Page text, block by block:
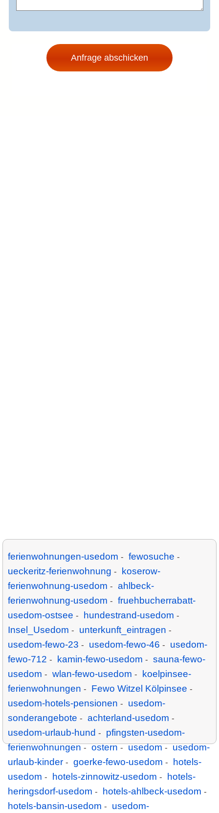
ferienwohnungen-usedom - fewosuche -
ueckeritz-ferienwohnung -
koserow-
ferienwohnung-usedom - ahlbeck-
ferienwohnung-usedom - fruehbucherrabatt-
usedom-ostsee - hundestrand-usedom -
Insel_Usedom - unterkunft_eintragen -
usedom-fewo-23 - usedom-fewo-46 - usedom-
fewo-712 - kamin-fewo-usedom - sauna-fewo-
usedom - wlan-fewo-usedom -
koelpinsee-
ferienwohnungen - Fewo Witzel Kölpinsee -
usedom-hotels-pensionen - usedom-
sonderangebote - achterland-usedom -
usedom-urlaub-hund - pfingsten-usedom-
ferienwohnungen - ostern - usedom - usedom-
urlaub-kinder - goerke-fewo-usedom -
hotels-
usedom - hotels-zinnowitz-usedom -
hotels-
heringsdorf-usedom - hotels-ahlbeck-usedom -
hotels-bansin-usedom - usedom-